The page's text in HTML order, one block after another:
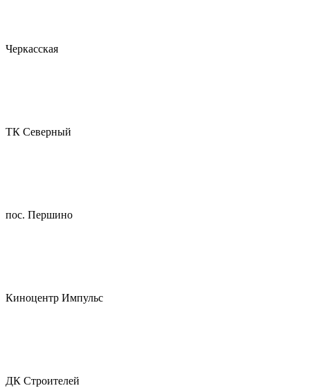
Черкасская
ТК Северный
пос. Першино
Киноцентр Импульс
ДК Строителей